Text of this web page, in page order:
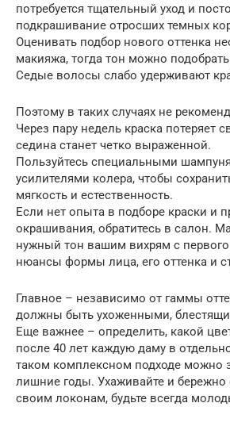
потребуется тщательный уход и
подкрашивание отросших темных
Оценивать подбор нового оттенка
макияжа, тогда тон можно
Седые волосы слабо удерживают
Поэтому в таких случаях не
Через пару недель краска потеряет
седина станет четко выраженной.
Пользуйтесь специальными
усилителями колера, чтобы
мягкость и естественность.
Если нет опыта в подборе краски и
окрашивания, обратитесь в салон.
нужный тон вашим вихрям с первого
нюансы формы лица, его оттенка и
Главное – независимо от гаммы
должны быть ухоженными,
Еще важнее – определить, какой
после 40 лет каждую даму в
таком комплексном подходе можно
лишние годы. Ухаживайте и бережно
своим локонам, будьте всегда